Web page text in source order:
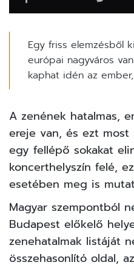
Egy friss elemzésből
európai nagyváros
kaphat idén az
A zenének hatalmas,
ereje van, és ezt
egy fellépő sokakat
koncerthelyszín felé,
esetében meg is
Magyar szempontból
Budapest előkelő
zenehatalmak listáját
összehasonlító oldal,